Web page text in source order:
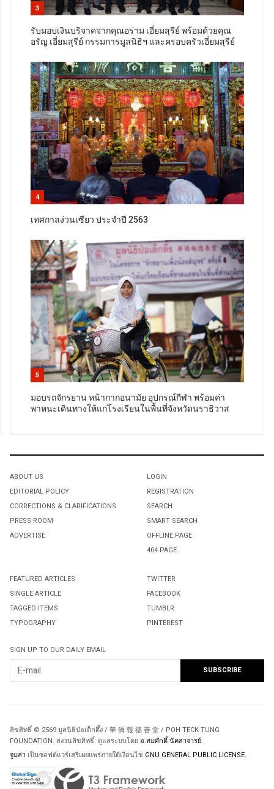
3
รับมอบเงินบริจาคจากคุณอร่าม เอี่ยมสุรีย์ พร้อมด้วยคุณ
อรัญ เอี่ยมสุรีย์ กรรมการมูลนิธิฯ และครอบครัวเอี่ยมสุรีย์
4
เทศกาลง่วนเซียว ประจำปี 2563
5
มอบรถจักรยาน หน้ากากอนามัย อุปกรณ์กีฬา พร้อมค่า
พาหนะเดินทางให้แก่โรงเรียนในพื้นที่จังหวัดนราธิวาส
ABOUT US
EDITORIAL POLICY
CORRECTIONS & CLARIFICATIONS
PRESS ROOM
ADVERTISE
LOGIN
REGISTRATION
SEARCH
SMART SEARCH
OFFLINE PAGE
404 PAGE
FEATURED ARTICLES
SINGLE ARTICLE
TAGGED ITEMS
TYPOGRAPHY
TWITTER
FACEBOOK
TUMBLR
PINTEREST
SIGN UP TO OUR DAILY EMAIL
ลิขสิทธิ์ © 2569 มูลนิธิป่อเต็กตึ๊ง / 華 僑 報 德 善 堂 / POH TECK TUNG
FOUNDATION. สงวนลิขสิทธิ์. ดูแลระบบโดย อ.สมศักดิ์ นัคลาจารย์.
จูมล่า เป็นซอฟต์แวร์เสรีเผยแพร่ภายใต้เงื่อนไข GNU GENERAL PUBLIC LICENSE.